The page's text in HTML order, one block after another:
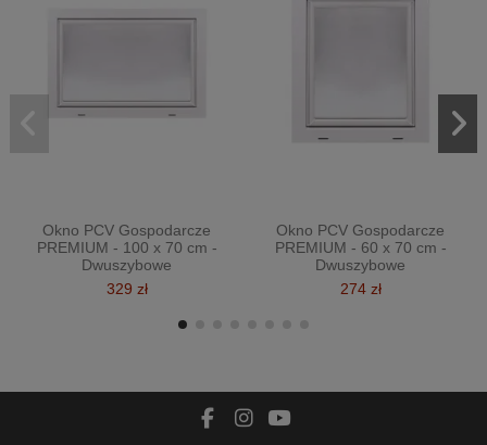
Okno PCV Gospodarcze
PREMIUM - 100 x 70 cm -
Dwuszybowe
329 zł
Okno PCV Gospodarcze
PREMIUM - 60 x 70 cm -
Dwuszybowe
274 zł